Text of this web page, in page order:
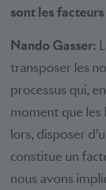
sont les facteurs
Nando Gasser:
transposer les
processus qui,
moment que les
lors, disposer
constitue un
nous avons